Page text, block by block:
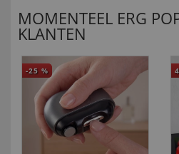
MOMENTEEL ERG
KLANTEN
-25 %